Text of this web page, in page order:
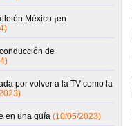
México ¡en
de
por volver a la TV como la
en una guía (10/05/2023)